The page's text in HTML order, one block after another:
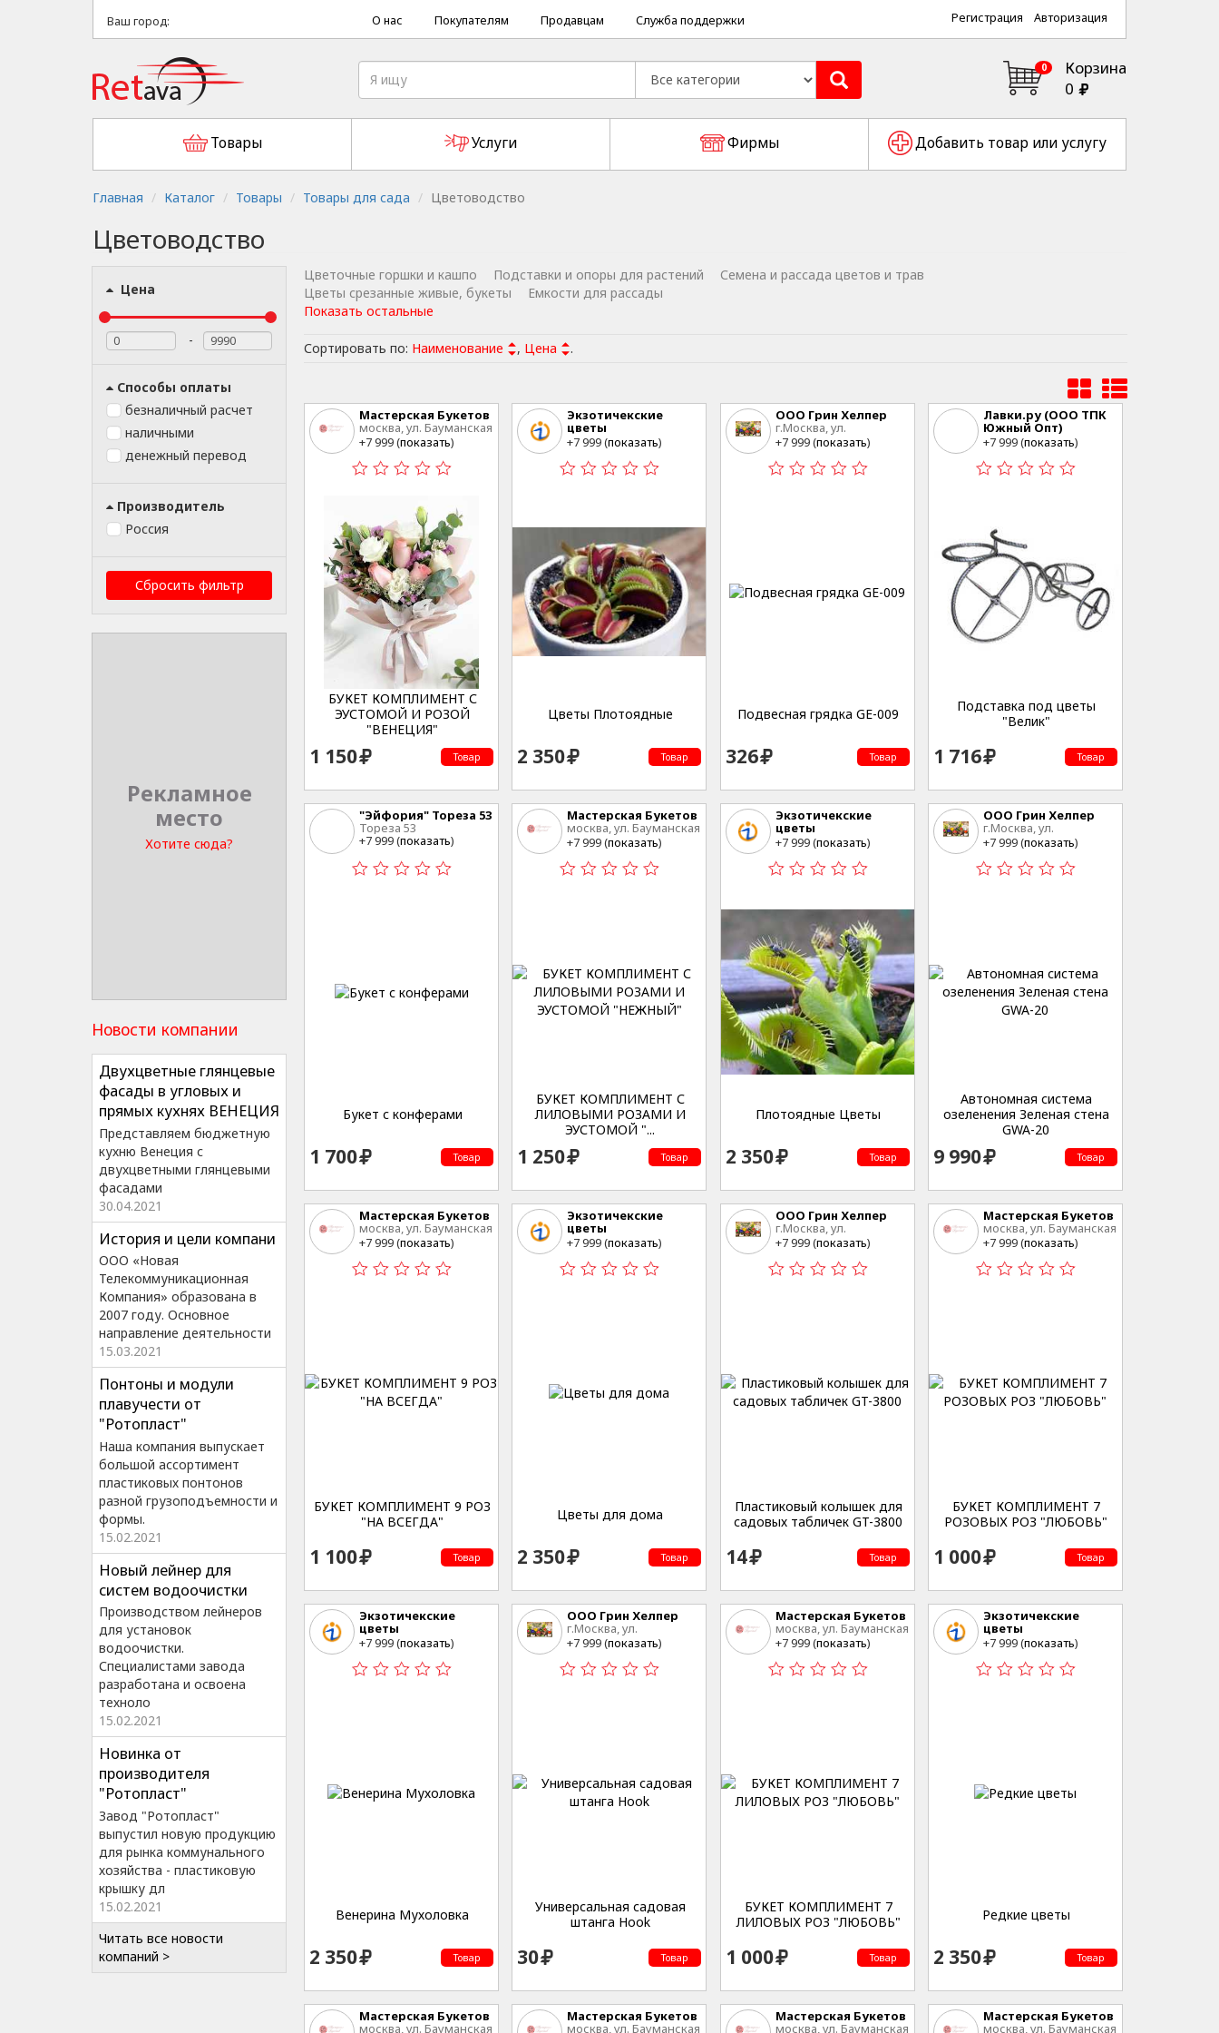
Ваш город: Регистрация Авторизация
О нас Покупателям Продавцам Служба поддержки
0
Корзина
0
Товары Услуги Фирмы Добавить товар или услугу
Главная Каталог Товары Товары для сада Цветоводство
Цветоводство
Цена
-
Способы оплаты
безналичный расчет
наличными
денежный перевод
Производитель
Россия
Сбросить фильтр
Рекламное
место
Хотите сюда?
Новости компании
Двухцветные глянцевые
фасады в угловых и
прямых кухнях ВЕНЕЦИЯ
Представляем бюджетную
кухню Венеция с
двухцветными глянцевыми
фасадами
30.04.2021
История и цели компани
ООО «Новая
Телекоммуникационная
Компания» образована в
2007 году. Основное
направление деятельности
15.03.2021
Понтоны и модули
плавучести от
"Ротопласт"
Наша компания выпускает
большой ассортимент
пластиковых понтонов
разной грузоподъемности и
формы.
15.02.2021
Новый лейнер для
систем водоочистки
Производством лейнеров
для установок
водоочистки.
Специалистами завода
разработана и освоена
техноло
15.02.2021
Новинка от
производителя
"Ротопласт"
Завод "Ротопласт"
выпустил новую продукцию
для рынка коммунального
хозяйства - пластиковую
крышку дл
15.02.2021
Читать все новости
компаний >
Цветочные горшки и кашпо Подставки и опоры для растений
Семена и рассада цветов и трав
Цветы срезанные живые, букеты
Емкости для рассады
Показать остальные
Сортировать по: Наименование , Цена .
Мастерская Букетов
москва, ул. Бауманская
20 стр 3
+7 999 (показать)
БУКЕТ КОМПЛИМЕНТ С
ЭУСТОМОЙ И РОЗОЙ
"ВЕНЕЦИЯ"
1 150 Товар
Экзотичекские
цветы
Владивосток
+7 999 (показать)
Цветы Плотоядные
2 350 Товар
ООО Грин Хелпер
г.Москва, ул.
Сельскохозяйственная,
дом 12А, стр. 2
+7 999 (показать)
Подвесная грядка GE-009
326 Товар
Лавки.ру (ООО ТПК
Южный Опт)
г.Волгоград,
ул.Козловская, 34Г
+7 999 (показать)
Подставка под цветы
"Велик"
1 716 Товар
"Эйфория" Тореза 53
Тореза 53
+7 999 (показать)
Букет с конферами
1 700 Товар
Мастерская Букетов
москва, ул. Бауманская
20 стр 3
+7 999 (показать)
БУКЕТ КОМПЛИМЕНТ С
ЛИЛОВЫМИ РОЗАМИ И
ЭУСТОМОЙ "...
1 250 Товар
Экзотичекские
цветы
Владивосток
+7 999 (показать)
Плотоядные Цветы
2 350 Товар
ООО Грин Хелпер
г.Москва, ул.
Сельскохозяйственная,
дом 12А, стр. 2
+7 999 (показать)
Автономная система
озеленения Зеленая стена
GWA-20
9 990 Товар
Мастерская Букетов
москва, ул. Бауманская
20 стр 3
+7 999 (показать)
БУКЕТ КОМПЛИМЕНТ 9 РОЗ
"НА ВСЕГДА"
1 100 Товар
Экзотичекские
цветы
Владивосток
+7 999 (показать)
Цветы для дома
2 350 Товар
ООО Грин Хелпер
г.Москва, ул.
Сельскохозяйственная,
дом 12А, стр. 2
+7 999 (показать)
Пластиковый колышек для
садовых табличек GT-3800
14 Товар
Мастерская Букетов
москва, ул. Бауманская
20 стр 3
+7 999 (показать)
БУКЕТ КОМПЛИМЕНТ 7
РОЗОВЫХ РОЗ "ЛЮБОВЬ"
1 000 Товар
Экзотичекские
цветы
Владивосток
+7 999 (показать)
Венерина Мухоловка
2 350 Товар
ООО Грин Хелпер
г.Москва, ул.
Сельскохозяйственная,
дом 12А, стр. 2
+7 999 (показать)
Универсальная садовая
штанга Hook
30 Товар
Мастерская Букетов
москва, ул. Бауманская
20 стр 3
+7 999 (показать)
БУКЕТ КОМПЛИМЕНТ 7
ЛИЛОВЫХ РОЗ "ЛЮБОВЬ"
1 000 Товар
Экзотичекские
цветы
Владивосток
+7 999 (показать)
Редкие цветы
2 350 Товар
Мастерская Букетов
москва, ул. Бауманская
Мастерская Букетов
москва, ул. Бауманская
Мастерская Букетов
москва, ул. Бауманская
Мастерская Букетов
москва, ул. Бауманская